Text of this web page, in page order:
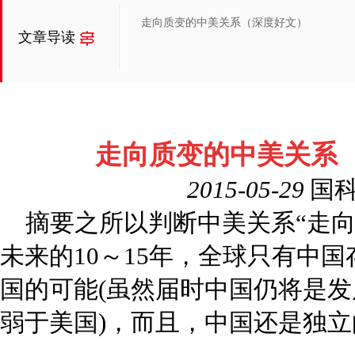
文章导读
走向质变的中美关系（深度好文）
走向质变的中美关系
2015-05-29 国
摘要之所以判断中美关系“走
未来的10～15年，全球只有中
国的可能(虽然届时中国仍将是
弱于美国)，而且，中国还是独